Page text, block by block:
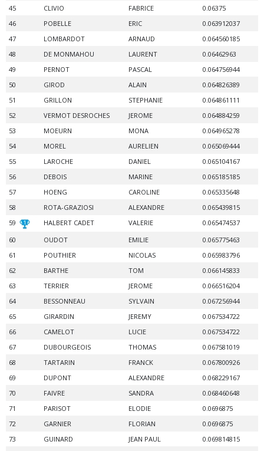
45
CLIVIO FABRICE
0.06375
46
POBELLE ERIC
0.063912037
47
LOMBARDOT ARNAUD
0.064560185
48
DE MONMAHOU LAURENT
0.06462963
49
PERNOT PASCAL
0.064756944
50
GIROD ALAIN
0.064826389
51
GRILLON STEPHANIE
0.064861111
52
VERMOT DESROCHES JEROME
0.064884259
53
MOEURN MONA
0.064965278
54
MOREL AURELIEN
0.065069444
55
LAROCHE DANIEL
0.065104167
56
DEBOIS MARINE
0.065185185
57
HOENG CAROLINE
0.065335648
58
ROTA-GRAZIOSI ALEXANDRE
0.065439815
59
HALBERT CADET VALERIE
0.065474537
60
OUDOT EMILIE
0.065775463
61
POUTHIER NICOLAS
0.065983796
62
BARTHE TOM
0.066145833
63
TERRIER JEROME
0.066516204
64
BESSONNEAU SYLVAIN
0.067256944
65
GIRARDIN JEREMY
0.067534722
66
CAMELOT LUCIE
0.067534722
67
DUBOURGEOIS THOMAS
0.067581019
68
TARTARIN FRANCK
0.067800926
69
DUPONT ALEXANDRE
0.068229167
70
FAIVRE SANDRA
0.068460648
71
PARISOT ELODIE
0.0696875
72
GARNIER FLORIAN
0.0696875
73
GUINARD JEAN PAUL
0.069814815